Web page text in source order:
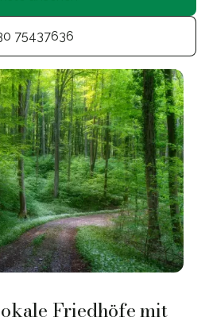
75437636
Friedhöfe mit